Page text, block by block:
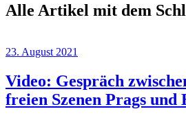
Alle Artikel mit dem
23. August 2021
Video: Gespräch
freien Szenen Prags und